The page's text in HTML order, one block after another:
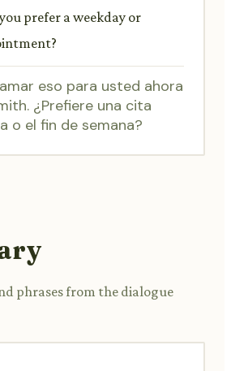
prefer a weekday or
eso para usted ahora
¿Prefiere una cita
o el fin de semana?
phrases from the dialogue